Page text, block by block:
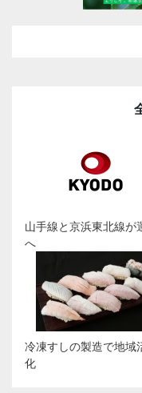
山手線と京浜東北線が
へ
冷凍すしの製造で地域
化